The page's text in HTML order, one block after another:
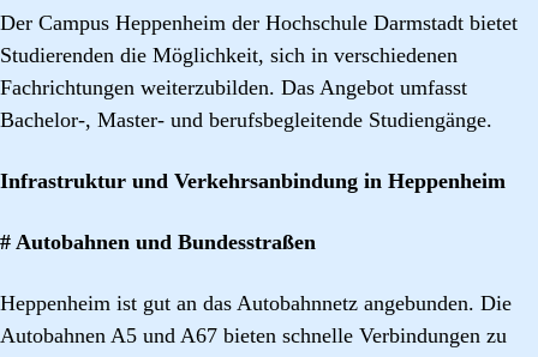
Der Campus Heppenheim der Hochschule Darmstadt bietet
Studierenden die Möglichkeit, sich in verschiedenen
Fachrichtungen weiterzubilden. Das Angebot umfasst
Bachelor-, Master- und berufsbegleitende Studiengänge.
Infrastruktur und Verkehrsanbindung in Heppenheim
# Autobahnen und Bundesstraßen
Heppenheim ist gut an das Autobahnnetz angebunden. Die
Autobahnen A5 und A67 bieten schnelle Verbindungen zu